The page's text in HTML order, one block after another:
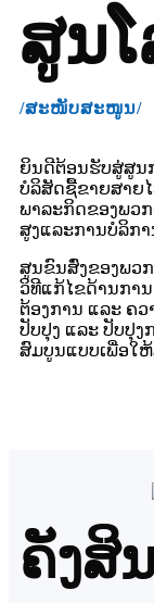
ສູນ
/ສະໜັບສະໜູນ/
ຍິນດີຕ້ອນຮັບສູ່ສູນ
ບໍລິສັດຊື້ຂາຍສາຍ
ພາລະກິດຂອງພວ
ສູງແລະການບໍລິກ
ສູນຂົນສົ່ງຂອງພວ
ວິທີແກ້ໄຂດ້ານກາ
ຕ້ອງການ ແລະ ຄວ
ປັບປຸງ ແລະ ປັບປຸ
ສົມບູນແບບເພື່ອໃ
ຄັງສິ